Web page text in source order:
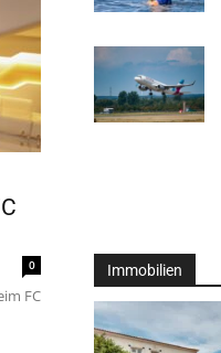
0
FC
Immobilien